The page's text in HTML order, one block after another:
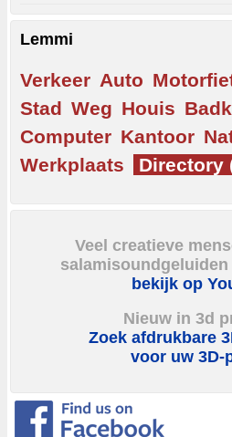
Lemmi
Verkeer Auto
Stad Weg Houis
Computer Kantoor
Werkplaats
Directory
Veel creatieve
bekijk op
Nieuw in 3d
Zoek afdrukbare
voor uw 3D-